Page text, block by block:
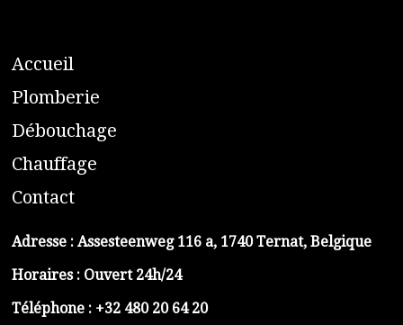
Accueil
​Plomberie
Débouchage
Chauffage
Contact
Adresse : Assesteenweg 116 a, 1740 Ternat, Belgique
Horaires : Ouvert 24h/24
Téléphone : +32 480 20 64 20